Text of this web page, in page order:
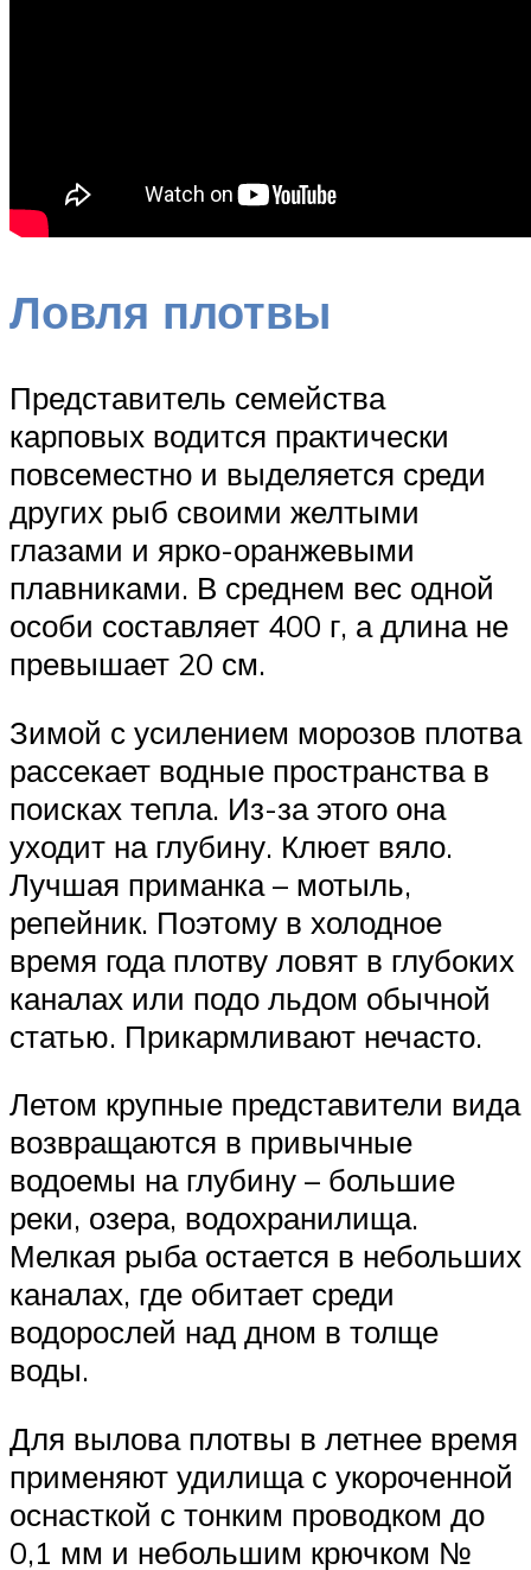
Ловля плотвы
Представитель семейства
карповых водится практически
повсеместно и выделяется среди
других рыб своими желтыми
глазами и ярко-оранжевыми
плавниками. В среднем вес одной
особи составляет 400 г, а длина не
превышает 20 см.
Зимой с усилением морозов плотва
рассекает водные пространства в
поисках тепла. Из-за этого она
уходит на глубину. Клюет вяло.
Лучшая приманка – мотыль,
репейник. Поэтому в холодное
время года плотву ловят в глубоких
каналах или подо льдом обычной
статью. Прикармливают нечасто.
Летом крупные представители вида
возвращаются в привычные
водоемы на глубину – большие
реки, озера, водохранилища.
Мелкая рыба остается в небольших
каналах, где обитает среди
водорослей над дном в толще
воды.
Для вылова плотвы в летнее время
применяют удилища с укороченной
оснасткой с тонким проводком до
0,1 мм и небольшим крючком №